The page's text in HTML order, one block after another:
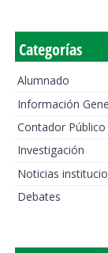
Categorías
Alumnado
Información
Contador Público
Investigación
Noticias
Debates